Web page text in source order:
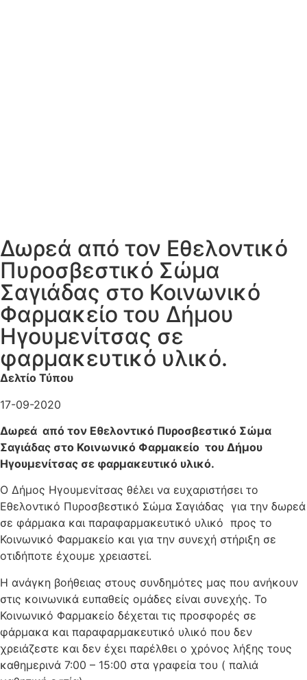
Δωρεά από τον Εθελοντικό
Πυροσβεστικό Σώμα
Σαγιάδας στο Κοινωνικό
Φαρμακείο του Δήμου
Ηγουμενίτσας σε
φαρμακευτικό υλικό.
Δελτίο Τύπου
17-09-2020
Δωρεά από τον Εθελοντικό Πυροσβεστικό Σώμα
Σαγιάδας στο Κοινωνικό Φαρμακείο του Δήμου
Ηγουμενίτσας σε φαρμακευτικό υλικό.
Ο Δήμος Ηγουμενίτσας θέλει να ευχαριστήσει το
Εθελοντικό Πυροσβεστικό Σώμα Σαγιάδας για την δωρεά
σε φάρμακα και παραφαρμακευτικό υλικό προς το
Κοινωνικό Φαρμακείο και για την συνεχή στήριξη σε
οτιδήποτε έχουμε χρειαστεί.
Η ανάγκη βοήθειας στους συνδημότες μας που ανήκουν
στις κοινωνικά ευπαθείς ομάδες είναι συνεχής. Το
Κοινωνικό Φαρμακείο δέχεται τις προσφορές σε
φάρμακα και παραφαρμακευτικό υλικό που δεν
χρειάζεστε και δεν έχει παρέλθει ο χρόνος λήξης τους
καθημερινά 7:00 – 15:00 στα γραφεία του ( παλιά